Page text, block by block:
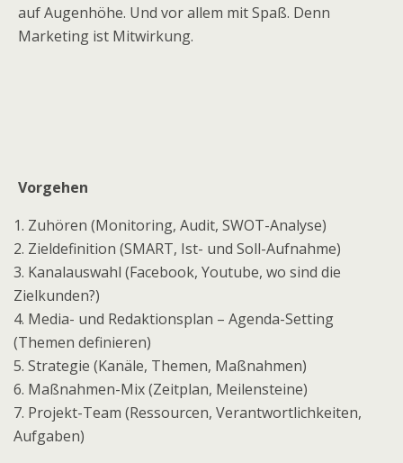
auf Augenhöhe. Und vor allem mit Spaß. Denn
Marketing ist Mitwirkung.
Vorgehen
1. Zuhören (Monitoring, Audit, SWOT-Analyse)
2. Zieldefinition (SMART, Ist- und Soll-Aufnahme)
3. Kanalauswahl (Facebook, Youtube, wo sind die
Zielkunden?)
4. Media- und Redaktionsplan – Agenda-Setting
(Themen definieren)
5. Strategie (Kanäle, Themen, Maßnahmen)
6. Maßnahmen-Mix (Zeitplan, Meilensteine)
7. Projekt-Team (Ressourcen, Verantwortlichkeiten,
Aufgaben)